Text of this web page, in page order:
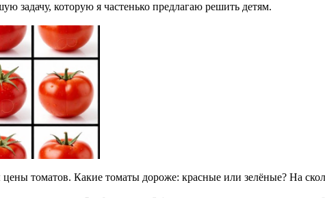
задачу, которую я частенько предлагаю решить детям.
томатов. Какие томаты дороже: красные или зелёные? На